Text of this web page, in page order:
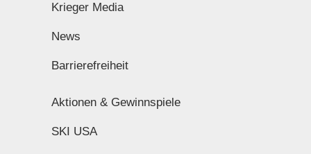
Krieger Media
News
Barrierefreiheit
Aktionen & Gewinnspiele
SKI USA